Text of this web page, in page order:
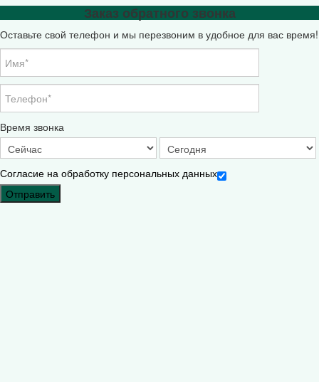
Заказ обратного звонка
Оставьте свой телефон и мы перезвоним в удобное для вас время!
Время звонка
Согласие на обработку персональных данных
Отправить